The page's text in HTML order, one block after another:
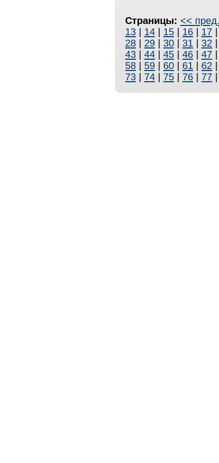
Страницы: <<
13
14 15 16 17
28
29 30 31 32
43
44 45 46 47
58
59 60 61 62
73
74 75 76 77